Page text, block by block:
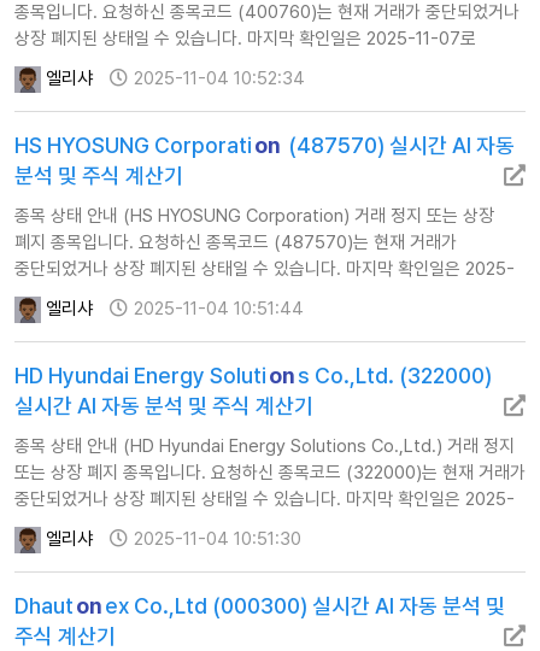
종목입니다. 요청하신 종목코드 (400760)는 현재 거래가 중단되었거나
상장 폐지된 상태일 수 있습니다. 마지막 확인일은 2025-11-07로
확인됩니다. 이에 따라 해당 종목에 대한 AI 자동 투자 분석을 제공하지
않습니다. …
엘리샤 2025-11-04 10:52:34
HS HYOSUNG Corporation (487570) 실시간 AI 자동
분석 및 주식 계산기
종목 상태 안내 (HS HYOSUNG Corporation) 거래 정지 또는 상장
폐지 종목입니다. 요청하신 종목코드 (487570)는 현재 거래가
중단되었거나 상장 폐지된 상태일 수 있습니다. 마지막 확인일은 2025-
11-07로 확인됩니다. 이에 따라 해당 종목에 대한 AI 자동 투자 분석을
제공하지 않습니다.
엘리샤 2025-11-04 10:51:44
HD Hyundai Energy Solutions Co.,Ltd. (322000)
실시간 AI 자동 분석 및 주식 계산기
종목 상태 안내 (HD Hyundai Energy Solutions Co.,Ltd.) 거래 정지
또는 상장 폐지 종목입니다. 요청하신 종목코드 (322000)는 현재 거래가
중단되었거나 상장 폐지된 상태일 수 있습니다. 마지막 확인일은 2025-
11-07로 확인됩니다. 이에 따라 해당 종목에 대한 AI 자동 투자 분석을
제공하지 않습니…
엘리샤 2025-11-04 10:51:30
Dhautonex Co.,Ltd (000300) 실시간 AI 자동 분석 및
주식 계산기